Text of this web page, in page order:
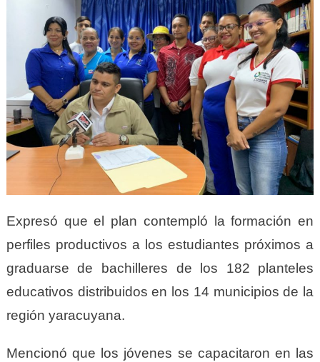
Expresó que el plan contempló la formación en
perfiles productivos a los estudiantes próximos a
graduarse de bachilleres de los 182 planteles
educativos distribuidos en los 14 municipios de la
región yaracuyana.
Mencionó que los jóvenes se capacitaron en las